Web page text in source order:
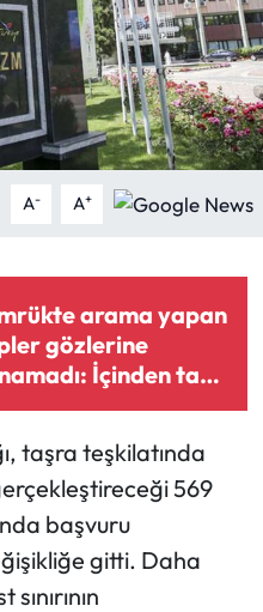
A- A+
arama yapan
gözlerine
İçinden tam
519 tane çıktı
taşra teşkilatında
569
başvuru
gitti. Daha